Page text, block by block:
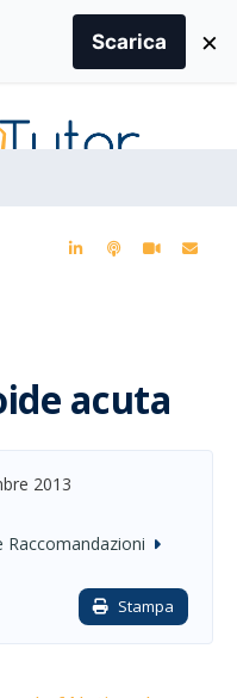
acuta
2013
Raccomandazioni
Stampa
Scarica ×